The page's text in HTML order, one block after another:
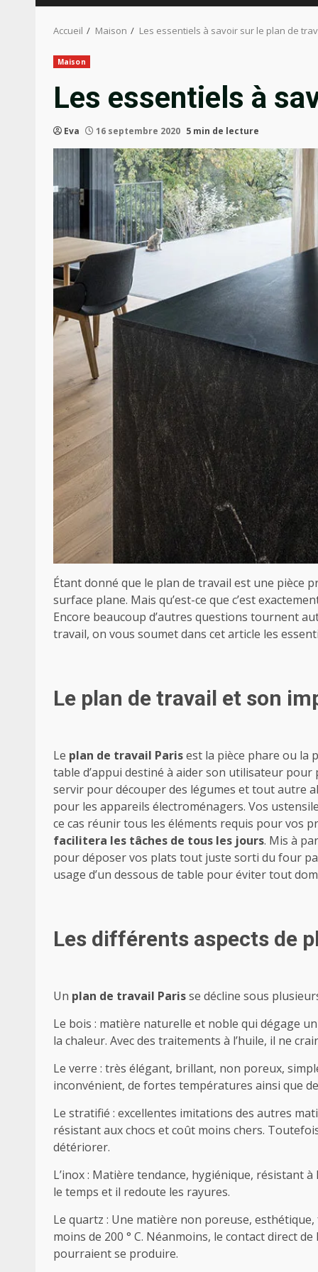
Accueil Maison Les essentiels à savoir sur le plan de
Maison
Les essentiels à
Eva 16 septembre 2020 5 min de lecture
Étant donné que le plan de travail est une pièce
surface plane. Mais qu’est-ce que c’est
Encore beaucoup d’autres questions tournent
travail, on vous soumet dans cet article les
Le plan de travail et son
Le plan de travail Parisest la pièce phare ou la
table d’appui destiné à aider son utilisateur
servir pour découper des légumes et tout autre
pour les appareils électroménagers. Vos
ce cas réunir tous les éléments requis pour vos
facilitera les tâches de tous les jours. Mis à
pour déposer vos plats tout juste sorti du four
usage d’un dessous de table pour éviter tout
Les différents aspects de
Un plan de travail Parisse décline sous
Le bois : matière naturelle et noble qui dégage
la chaleur. Avec des traitements à l’huile, il ne
Le verre : très élégant, brillant, non poreux,
inconvénient, de fortes températures ainsi que
Le stratifié : excellentes imitations des autres
résistant aux chocs et coût moins chers.
détériorer.
L’inox : Matière tendance, hygiénique, résistant
le temps et il redoute les rayures.
Le quartz : Une matière non poreuse,
moins de 200 ° C. Néanmoins, le contact direct
pourraient se produire.